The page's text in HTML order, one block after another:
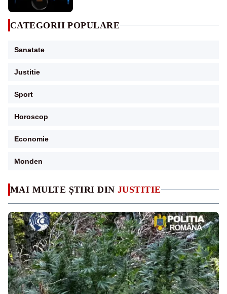
MAI MULTE ȘTIRI DIN JUSTITIE
CATEGORII POPULARE
Sanatate
Justitie
Sport
Horoscop
Economie
Monden